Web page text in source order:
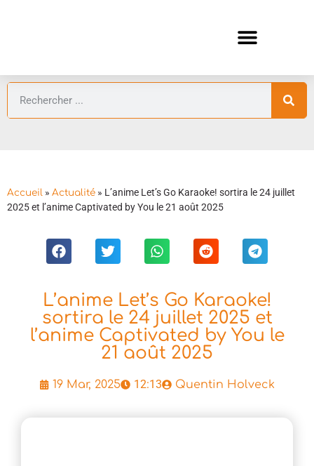
Accueil » Actualité » L’anime Let’s Go Karaoke! sortira le 24 juillet
2025 et l’anime Captivated by You le 21 août 2025
L’anime Let’s Go Karaoke!
sortira le 24 juillet 2025 et
l’anime Captivated by You le
21 août 2025
19 Mar, 2025 12:13 Quentin Holveck